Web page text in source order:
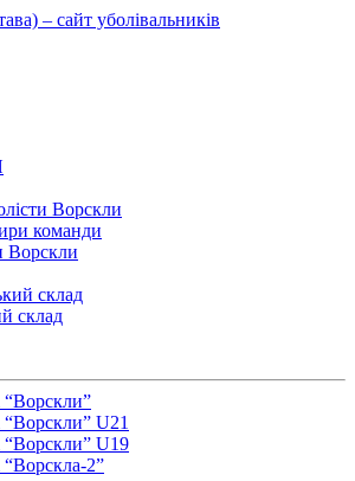
Ворскли
команди
Ворскли
склад
склад
“Ворскли”
“Ворскли” U21
“Ворскли” U19
“Ворскла-2”